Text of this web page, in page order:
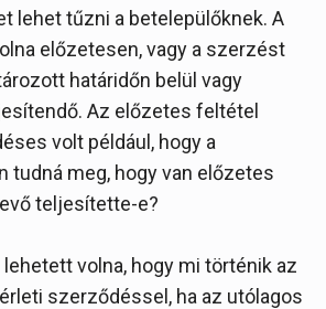
lehet tűzni a betelepülőknek. A
előzetesen, vagy a szerzést
határidőn belül vagy
Az előzetes feltétel
volt például, hogy a
tudná meg, hogy van előzetes
teljesítette-e?
volna, hogy mi történik az
szerződéssel, ha az utólagos